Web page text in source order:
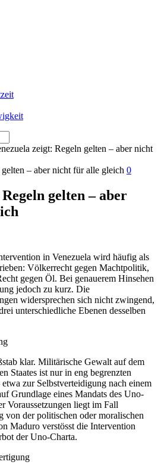
zeigt: Regeln gelten – aber nicht
0
gelten – aber
in Venezuela wird häufig als
Völkerrecht gegen Machtpolitik,
gegen Öl. Bei genauerem Hinsehen
jedoch zu kurz. Die
widersprechen sich nicht zwingend,
unterschiedliche Ebenen desselben
klar. Militärische Gewalt auf dem
Staates ist nur in eng begrenzten
zur Selbstverteidigung nach einem
Grundlage eines Mandats des Uno-
Voraussetzungen liegt im Fall
von der politischen oder moralischen
Maduro verstösst die Intervention
der Uno-Charta.